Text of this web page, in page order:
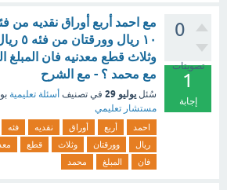
0
تصويتات
1
إجابة
مع احمد أربع أوراق نقديه من
١٠ ريال وورقتان من
وثلاث قطع معدنيه فان المبلغ
مع محمد ؟ - مع الشرح
سُئل يوليو 29 في تصنيف أسئلة تعليمية
مستشار تعليمي
احمد أربع أوراق نقديه
فئه
ريال
وورقتان وثلاث قطع
فان
المبلغ محمد